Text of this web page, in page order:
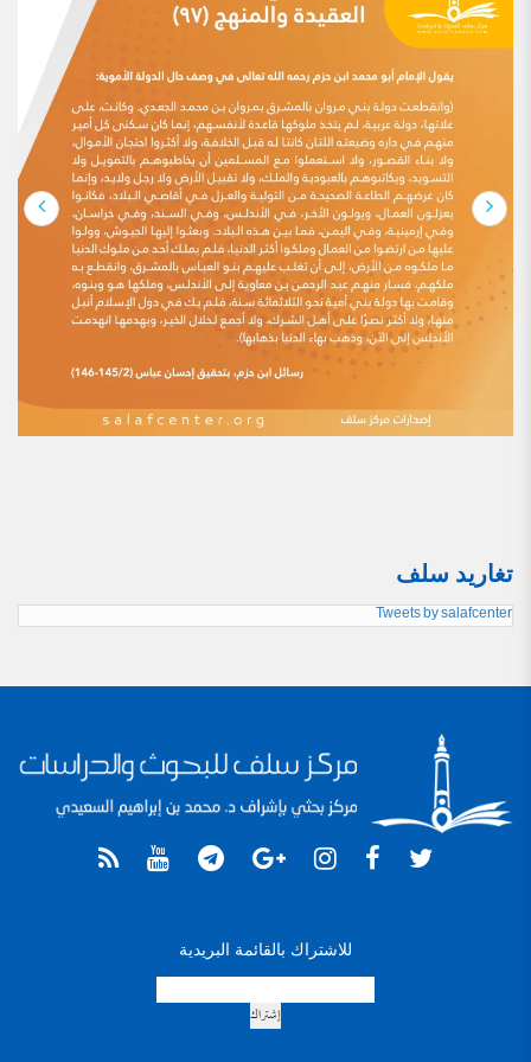
تغاريد سلف
Tweets by salafcenter
للاشتراك بالقائمة البريدية